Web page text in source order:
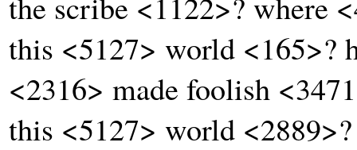
this <5127> world <165>?
<2316> made foolish
this <5127> world <2889>?